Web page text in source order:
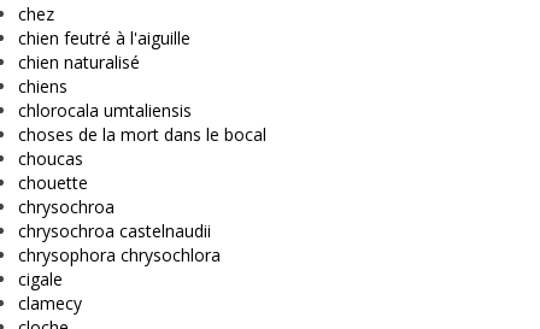
chez
chien feutré à l'aiguille
chien naturalisé
chiens
chlorocala umtaliensis
choses de la mort dans le bocal
choucas
chouette
chrysochroa
chrysochroa castelnaudii
chrysophora chrysochlora
cigale
clamecy